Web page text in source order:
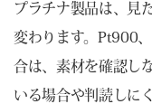
プラチナ製品は、見
変わります。Pt900
合は、素材を確認し
いる場合や判読しに